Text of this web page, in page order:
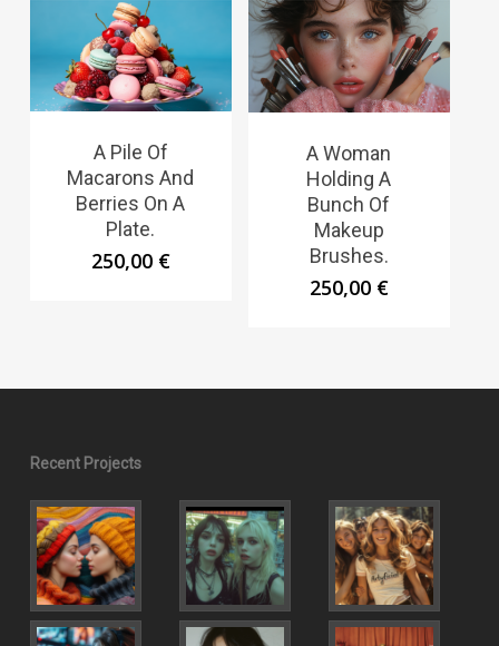
A Pile Of
Macarons And
Berries On A
Plate.
250,00 €
A Woman
Holding A
Bunch Of
Makeup
Brushes.
250,00 €
Recent Projects